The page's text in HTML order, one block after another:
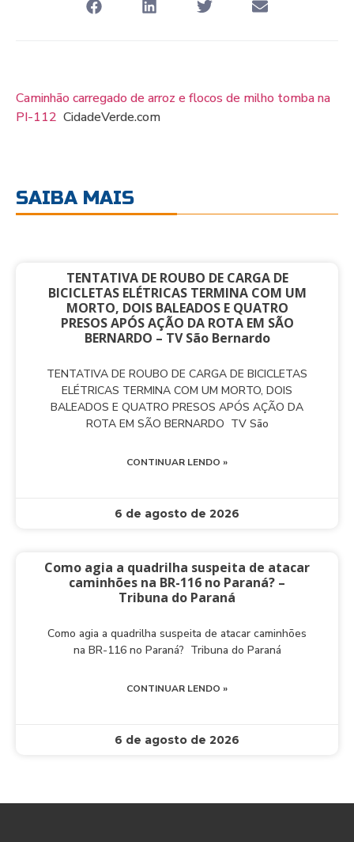
Caminhão carregado de arroz e flocos de milho tomba na
PI-112 CidadeVerde.com
SAIBA MAIS
TENTATIVA DE ROUBO DE CARGA DE
BICICLETAS ELÉTRICAS TERMINA COM UM
MORTO, DOIS BALEADOS E QUATRO
PRESOS APÓS AÇÃO DA ROTA EM SÃO
BERNARDO – TV São Bernardo
TENTATIVA DE ROUBO DE CARGA DE BICICLETAS
ELÉTRICAS TERMINA COM UM MORTO, DOIS
BALEADOS E QUATRO PRESOS APÓS AÇÃO DA
ROTA EM SÃO BERNARDO TV São
CONTINUAR LENDO »
6 de agosto de 2026
Como agia a quadrilha suspeita de atacar
caminhões na BR-116 no Paraná? –
Tribuna do Paraná
Como agia a quadrilha suspeita de atacar caminhões
na BR-116 no Paraná? Tribuna do Paraná
CONTINUAR LENDO »
6 de agosto de 2026